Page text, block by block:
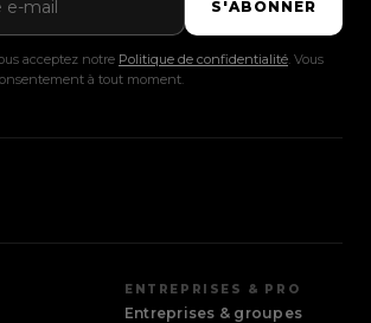
S'ABONNER
acceptez notre Politique de confidentialité. Vous
à tout moment.
ENTREPRISES & PRO
Entreprises & groupes